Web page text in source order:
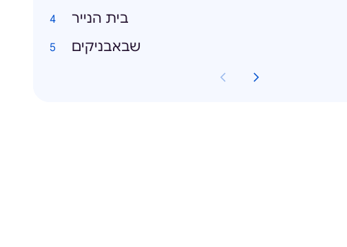
בית הנייר
שבאבניקים